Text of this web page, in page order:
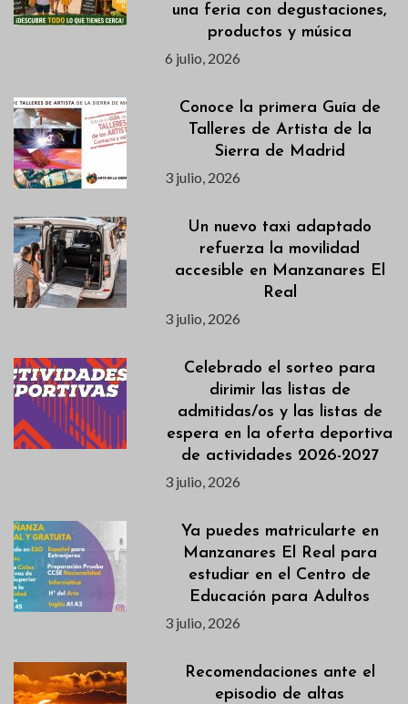
una feria con degustaciones,
productos y música
6 julio, 2026
Conoce la primera Guía de
Talleres de Artista de la
Sierra de Madrid
3 julio, 2026
Un nuevo taxi adaptado
refuerza la movilidad
accesible en Manzanares El
Real
3 julio, 2026
Celebrado el sorteo para
dirimir las listas de
admitidas/os y las listas de
espera en la oferta deportiva
de actividades 2026-2027
3 julio, 2026
Ya puedes matricularte en
Manzanares El Real para
estudiar en el Centro de
Educación para Adultos
3 julio, 2026
Recomendaciones ante el
episodio de altas